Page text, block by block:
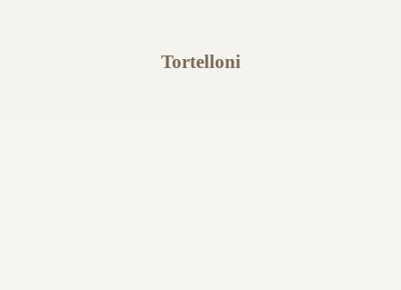
Tortelloni